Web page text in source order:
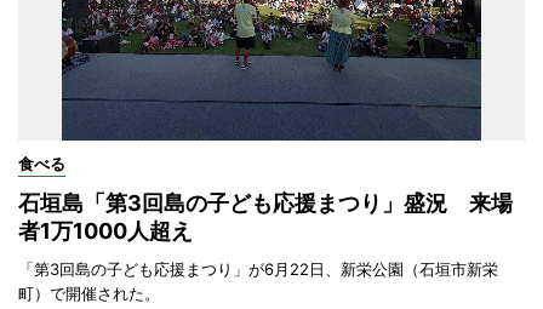
食べる
石垣島「第3回島の子ども応援まつり」盛況 来場
者1万1000人超え
「第3回島の子ども応援まつり」が6月22日、新栄公園（石垣市新栄
町）で開催された。